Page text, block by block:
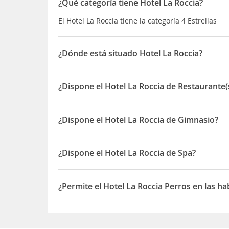
¿Qué categoría tiene Hotel La Roccia?
El Hotel La Roccia tiene la categoría 4 Estrellas
¿Dónde está situado Hotel La Roccia?
El Hotel La Roccia está situado en Via Marco 53
¿Dispone el Hotel La Roccia de
Sí, el Hotel La Roccia dispone de Restaurante(s)
¿Dispone el Hotel La Roccia de Gimnasio?
Sí, el Hotel La Roccia dispone de Gimnasio
¿Dispone el Hotel La Roccia de Spa?
Sí, el Hotel La Roccia dispone de Spa
¿Permite el Hotel La Roccia Perros en las